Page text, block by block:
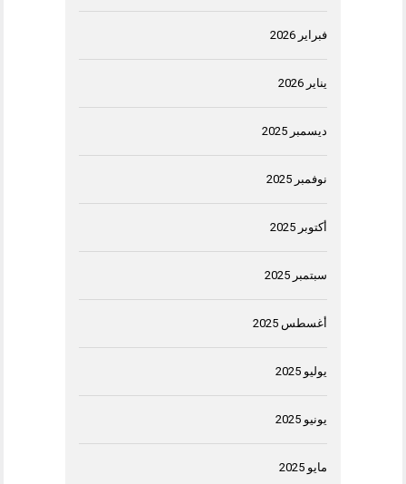
فبراير 2026
يناير 2026
ديسمبر 2025
نوفمبر 2025
أكتوبر 2025
سبتمبر 2025
أغسطس 2025
يوليو 2025
يونيو 2025
مايو 2025